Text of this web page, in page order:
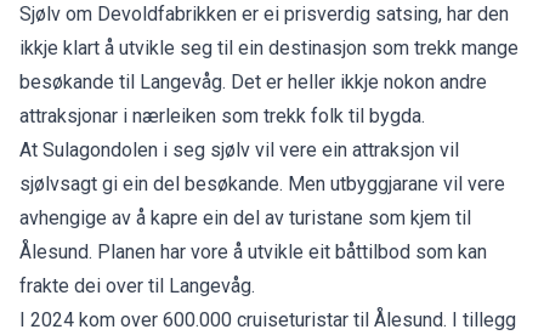
Sjølv om Devoldfabrikken er ei prisverdig satsing, har den
ikkje klart å utvikle seg til ein destinasjon som trekk mange
besøkande til Langevåg. Det er heller ikkje nokon andre
attraksjonar i nærleiken som trekk folk til bygda.
At Sulagondolen i seg sjølv vil vere ein attraksjon vil
sjølvsagt gi ein del besøkande. Men utbyggjarane vil vere
avhengige av å kapre ein del av turistane som kjem til
Ålesund. Planen har vore å utvikle eit båttilbod som kan
frakte dei over til Langevåg.
I 2024 kom over 600.000 cruiseturistar til Ålesund. I tillegg